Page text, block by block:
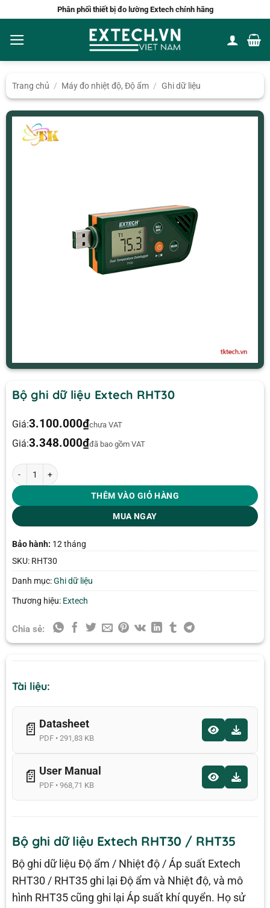
nội
dung
Phân phối thiết bị đo lường Extech chính hãng
Trang chủ / Máy đo nhiệt độ, Độ ẩm / Ghi dữ liệu
Bộ ghi dữ liệu Extech RHT30
Giá:3.100.000₫chưa VAT
Giá:3.348.000₫đã bao gồm VAT
Bộ ghi dữ liệu Extech RHT30 số lượng
THÊM VÀO GIỎ HÀNG
MUA NGAY
Bảo hành: 12 tháng
SKU: RHT30
Danh mục:Ghi dữ liệu
Thương hiệu: Extech
Chia sẻ:
Tài liệu:
📄 Datasheet
PDF • 291,83 KB
📄 User Manual
PDF • 968,71 KB
Bộ ghi dữ liệu Extech RHT30 / RHT35
Bộ ghi dữ liệu Độ ẩm / Nhiệt độ / Áp suất Extech
RHT30 / RHT35 ghi lại Độ ẩm và Nhiệt độ, và mô
hình RHT35 cũng ghi lại Áp suất khí quyển. Họ sử